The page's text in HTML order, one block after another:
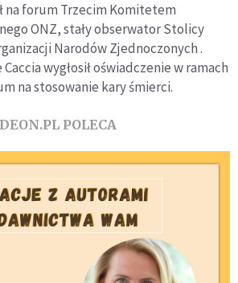
na forum Trzecim Komitetem
ONZ, stały obserwator Stolicy
Narodów Zjednoczonych .
wygłosił oświadczenie w ramach
na stosowanie kary śmierci.
DEON.PL POLECA